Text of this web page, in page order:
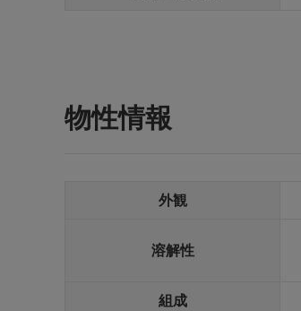
物性情報
外観
溶解性
組成